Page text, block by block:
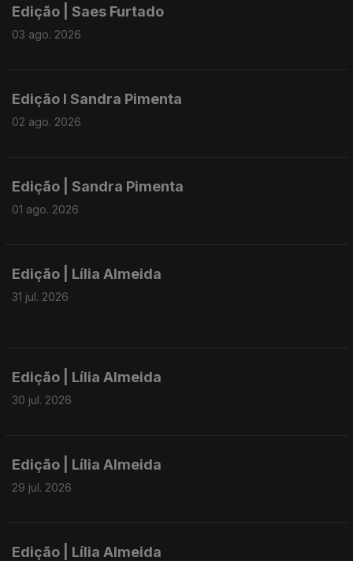
Edição | Saes Furtado
03 ago. 2026
Edição I Sandra Pimenta
02 ago. 2026
Edição | Sandra Pimenta
01 ago. 2026
Edição | Lília Almeida
31 jul. 2026
Edição | Lília Almeida
30 jul. 2026
Edição | Lília Almeida
29 jul. 2026
Edição | Lília Almeida